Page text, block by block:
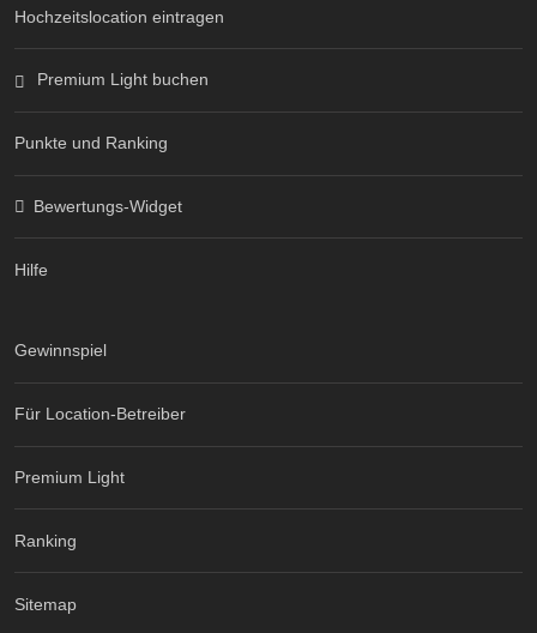
Hochzeitslocation eintragen
Premium Light buchen
Punkte und Ranking
Bewertungs-Widget
Hilfe
Gewinnspiel
Für Location-Betreiber
Premium Light
Ranking
Sitemap